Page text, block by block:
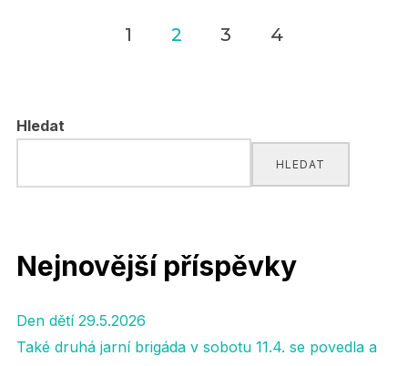
příspěvky
1 2 3 4
Hledat
HLEDAT
Nejnovější příspěvky
Den dětí 29.5.2026
Také druhá jarní brigáda v sobotu 11.4. se povedla a